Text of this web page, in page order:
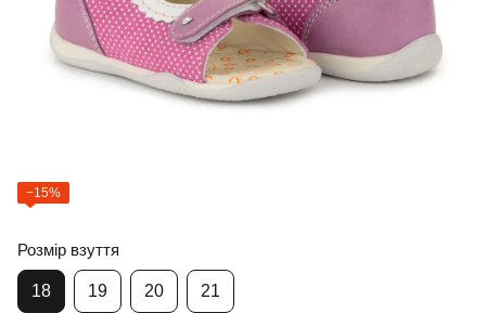
−15%
Розмір взуття
18 19 20 21